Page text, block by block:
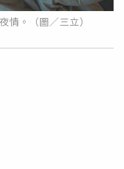
情。（圖／三立）